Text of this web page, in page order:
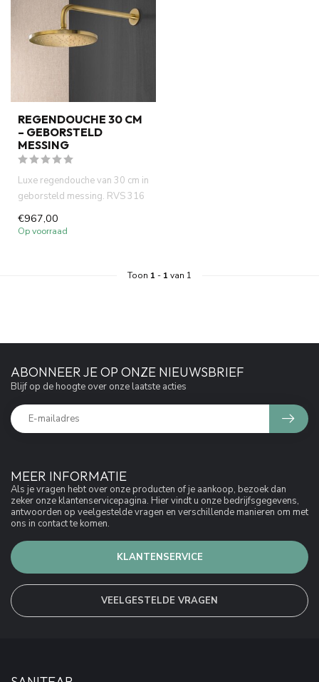
REGENDOUCHE 30 CM
– GEBORSTELD
MESSING
Luxe regendouche van 30 cm in
geborsteld messing. RVS 316
met wandarm, Italiaans...
€967,00
Op voorraad
Toon 1 - 1 van 1
MEER INFORMATIE
Als je vragen hebt over onze producten of je aankoop, bezoek dan
zeker onze klantenservicepagina. Hier vindt u onze bedrijfsgegevens,
antwoorden op veelgestelde vragen en verschillende manieren om met
ons in contact te komen.
KLANTENSERVICE
VEELGESTELDE VRAGEN
ABONNEER JE OP ONZE NIEUWSBRIEF
Blijf op de hoogte over onze laatste acties